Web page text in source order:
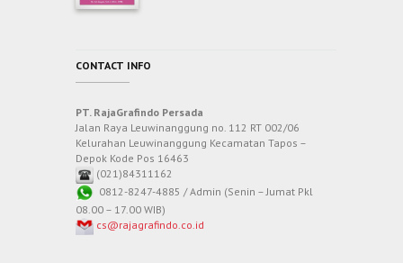
CONTACT INFO
PT. RajaGrafindo Persada
Jalan Raya Leuwinanggung no. 112 RT 002/06
Kelurahan Leuwinanggung Kecamatan Tapos –
Depok Kode Pos 16463
(021)84311162
0812-8247-4885 / Admin (Senin – Jumat Pkl
08.00 – 17.00 WIB)
cs@rajagrafindo.co.id